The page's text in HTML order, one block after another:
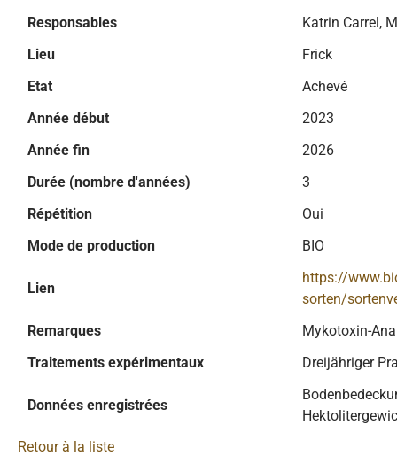
Responsables
Katrin Carrel,
Lieu
Frick
Etat
Achevé
Année début
2023
Année fin
2026
Durée (nombre d'années)
3
Répétition
Oui
Mode de production
BIO
Lien
https://
sorten/
Remarques
Mykotoxin-
Traitements expérimentaux
Dreijähriger
Données enregistrées
Retour à la liste